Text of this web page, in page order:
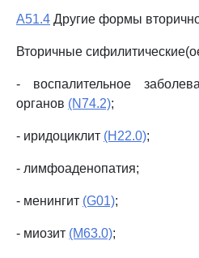
A51.4 Другие формы
Вторичные
- воспалительное
органов (N74.2);
- иридоциклит (H22.0);
- лимфоаденопатия;
- менингит (G01);
- миозит (M63.0);